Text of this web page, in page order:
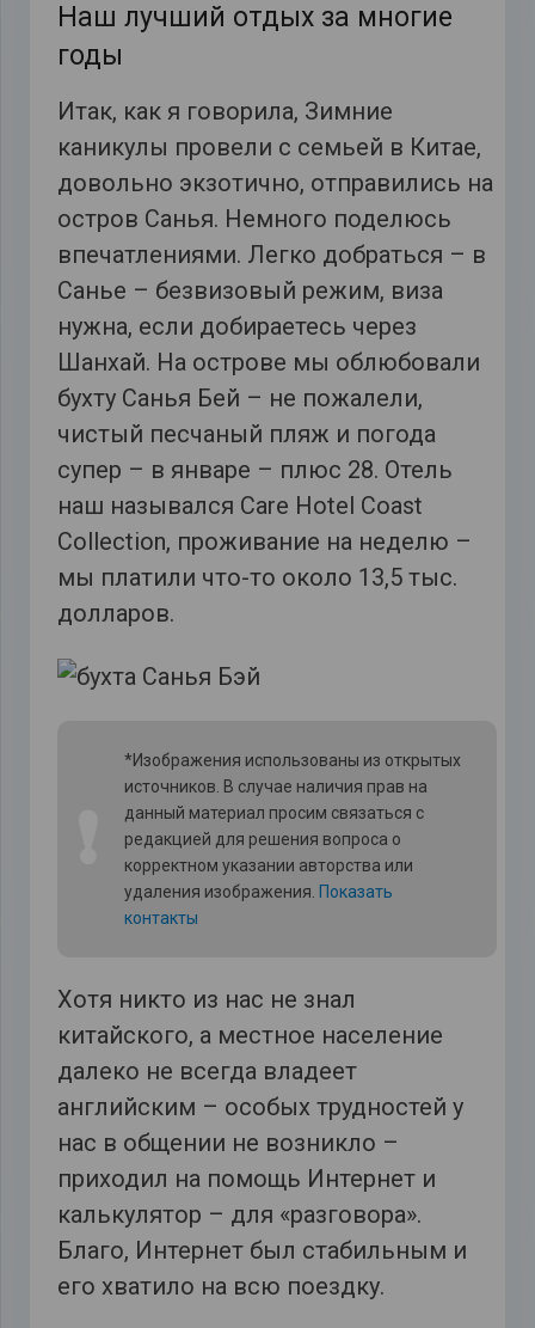
Наш лучший отдых за многие
годы
Итак, как я говорила, Зимние
каникулы провели с семьей в Китае,
довольно экзотично, отправились на
остров Санья. Немного поделюсь
впечатлениями. Легко добраться – в
Санье – безвизовый режим, виза
нужна, если добираетесь через
Шанхай. На острове мы облюбовали
бухту Санья Бей – не пожалели,
чистый песчаный пляж и погода
супер – в январе – плюс 28. Отель
наш назывался Care Hotel Coast
Collection, проживание на неделю –
мы платили что-то около 13,5 тыс.
долларов.
*Изображения использованы из открытых
источников. В случае наличия прав на
данный материал просим связаться с
редакцией для решения вопроса о
корректном указании авторства или
удаления изображения. Показать
контакты
Хотя никто из нас не знал
китайского, а местное население
далеко не всегда владеет
английским – особых трудностей у
нас в общении не возникло –
приходил на помощь Интернет и
калькулятор – для «разговора».
Благо, Интернет был стабильным и
его хватило на всю поездку.